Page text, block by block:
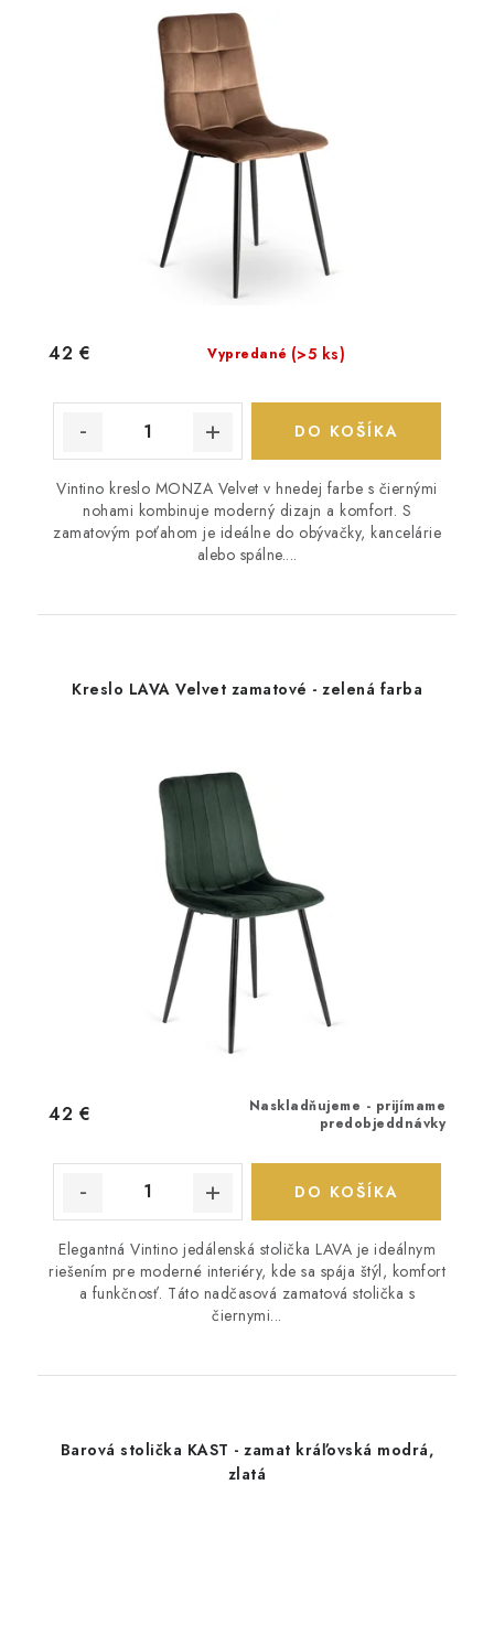
Vypredané (>5 ks)
42 €
DO KOŠÍKA
Vintino kreslo MONZA Velvet v hnedej farbe s čiernými
nohami kombinuje moderný dizajn a komfort. S
zamatovým poťahom je ideálne do obývačky, kancelárie
alebo spálne....
Kreslo LAVA Velvet zamatové - zelená farba
Naskladňujeme - prijímame
predobjeddnávky
42 €
DO KOŠÍKA
Elegantná Vintino jedálenská stolička LAVA je ideálnym
riešením pre moderné interiéry, kde sa spája štýl, komfort
a funkčnosť. Táto nadčasová zamatová stolička s
čiernymi...
Barová stolička KAST - zamat kráľovská modrá,
zlatá